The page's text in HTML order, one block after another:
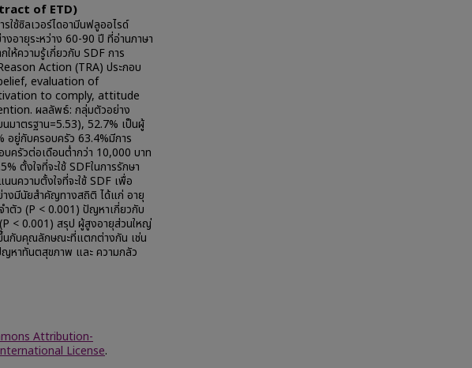
of ETD)
ใช้ซิลเวอร์ไดอามีนฟลูออไรด์
อายุระหว่าง 60-90 ปี ที่อ่านภาษา
ให้ความรู้เกี่ยวกับ SDF การ
Action (TRA) ประกอบ
evaluation of
to comply, attitude
ผลลัพธ์: กลุ่มตัวอย่าง
มาตรฐาน=5.53), 52.7% เป็นผู้
ยู่กับครอบครัว 63.4%มีการ
ครัวต่อเดือนต่ำกว่า 10,000 บาท
ตั้งใจที่จะใช้ SDFในการรักษา
นความตั้งใจที่จะใช้ SDF เพื่อ
งมีนัยสำคัญทางสถิติ ได้แก่ อายุ
ำตัว (P < 0.001) ปัญหาเกี่ยวกับ
< 0.001) สรุป ผู้สูงอายุส่วนใหญ่
นกับคุณลักษณะที่แตกต่างกัน เช่น
ญหาทันตสุขภาพ และ ความกลัว
Attribution-
License.